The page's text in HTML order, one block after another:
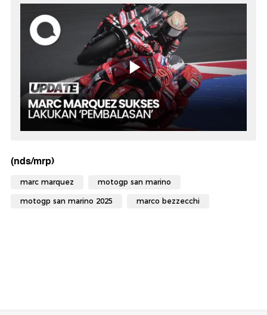
(nds/mrp)
marc marquez motogp san marino
motogp san marino 2025 marco bezzecchi